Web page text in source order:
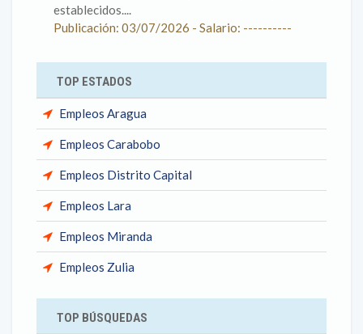
establecidos....
Publicación: 03/07/2026 - Salario: ----------
TOP ESTADOS
Empleos Aragua
Empleos Carabobo
Empleos Distrito Capital
Empleos Lara
Empleos Miranda
Empleos Zulia
TOP BÚSQUEDAS